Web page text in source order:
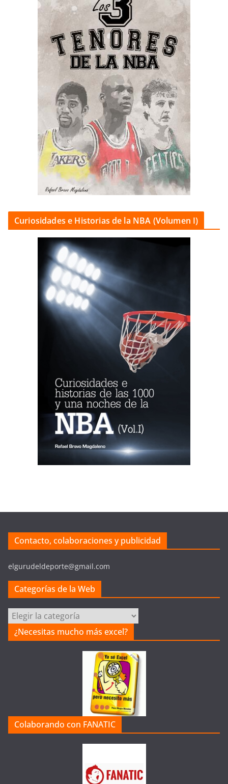
Curiosidades e Historias de la NBA (Volumen I)
Contacto, colaboraciones y publicidad
elgurudeldeporte@gmail.com
Categorías de la Web
Categorías
de
la
¿Necesitas mucho más excel?
Colaborando con FANATIC